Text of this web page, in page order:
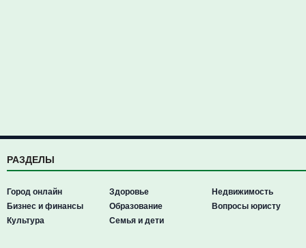
РАЗДЕЛЫ
Город онлайн
Бизнес и финансы
Культура
Здоровье
Образование
Семья и дети
Недвижимость
Вопросы юристу